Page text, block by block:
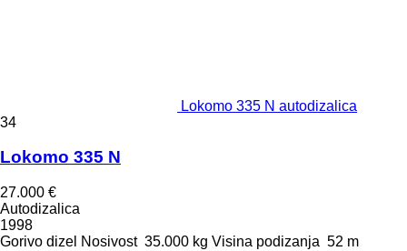
Lokomo 335 N autodizalica
34
Lokomo 335 N
27.000 €
Autodizalica
1998
Gorivo dizel Nosivost 35.000 kg Visina podizanja 52 m